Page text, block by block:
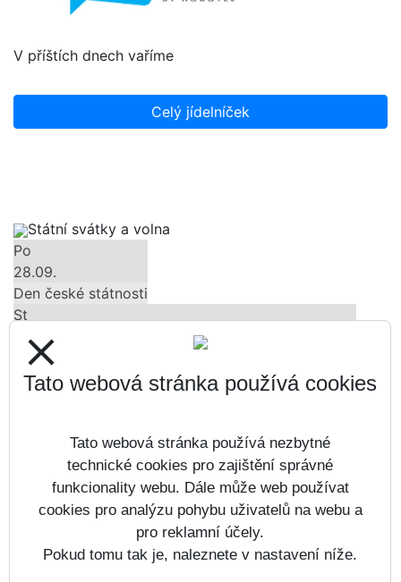
V příštích dnech vaříme
Celý jídelníček
Státní svátky a volna
Po
28.09.
Den české státnosti
St
28.10.
Den vzniku samostatného československého státu
Út
Štědrý den
1. svátek vánoční
close
Tato webová stránka používá cookies
Tato webová stránka používá nezbytné
technické cookies pro zajištění správné
funkcionality webu. Dále může web používat
cookies pro analýzu pohybu uživatelů na webu a
pro reklamní účely.
Pokud tomu tak je, naleznete v nastavení níže.